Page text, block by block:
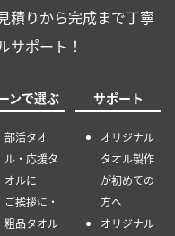
積りから完成まで丁寧
サポート！
ンで選ぶ
部活タオ
ル・応援タ
オルに
ご挨拶に・
粗品タオル
サポート
オリジナル
タオル製作
が初めての
方へ
オリジナル